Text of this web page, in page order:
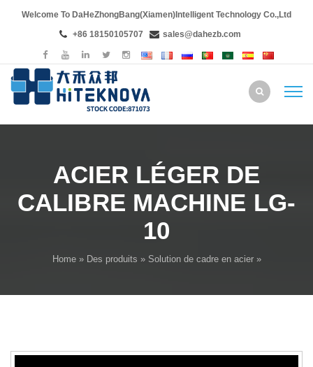
Welcome To DaHeZhongBang(Xiamen)Intelligent Technology Co.,Ltd
+86 18150105707
sales@dahezb.com
ACIER LÉGER DE
CALIBRE MACHINE LG-
10
Home» Des produits » Solution de cadre en acier»